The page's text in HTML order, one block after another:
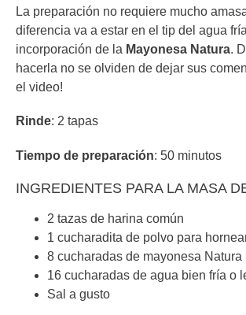
La preparación no requiere mucho
diferencia va a estar en el tip del agua
incorporación de la Mayonesa Natura.
hacerla no se olviden de dejar sus
el video!
Rinde: 2 tapas
Tiempo de preparación: 50 minutos
INGREDIENTES PARA LA MASA
2 tazas de harina común
1 cucharadita de polvo para
8 cucharadas de mayonesa Natura
16 cucharadas de agua bien fría o
Sal a gusto